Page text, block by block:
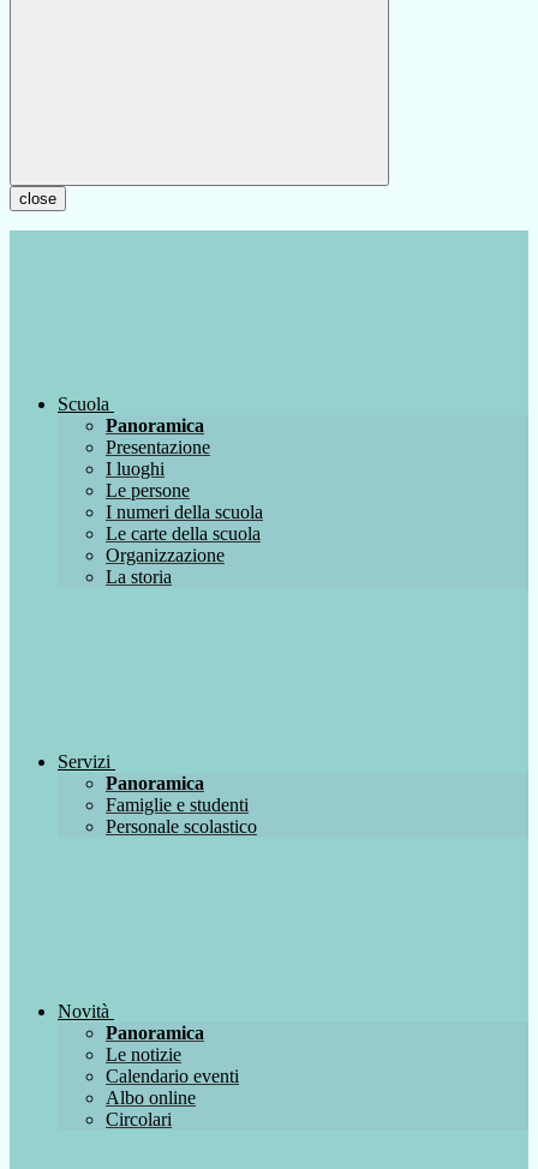
close
Scuola
Panoramica
Presentazione
I luoghi
Le persone
I numeri della scuola
Le carte della scuola
Organizzazione
La storia
Servizi
Panoramica
Famiglie e studenti
Personale scolastico
Novità
Panoramica
Le notizie
Calendario eventi
Albo online
Circolari